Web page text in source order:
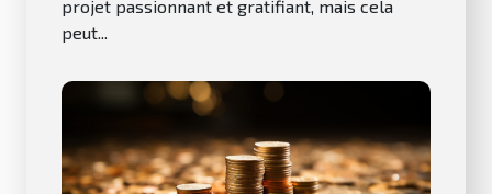
projet passionnant et gratifiant, mais cela
peut...